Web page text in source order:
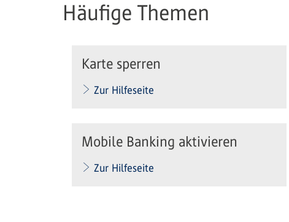
Häufige Themen
Karte sperren
Zur Hilfeseite
Mobile Banking aktivieren
Zur Hilfeseite